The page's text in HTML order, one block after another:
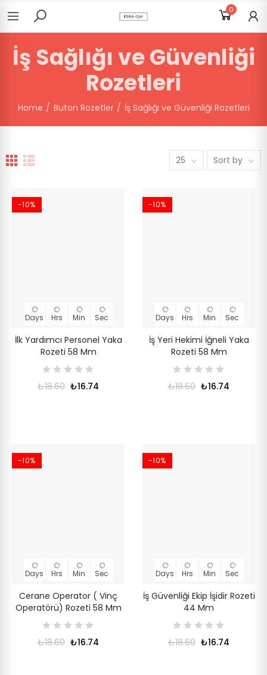
0
İş Sağlığı ve Güvenliği
Rozetleri
Home Buton Rozetler İş Sağlığı ve Güvenliği Rozetleri
25 Sort by
-10%
Days Hrs Min Sec
İlk Yardımcı Personel Yaka
Rozeti 58 Mm
₺18.60 ₺16.74
-10%
Days Hrs Min Sec
İş Yeri Hekimi İğneli Yaka
Rozeti 58 Mm
₺18.60 ₺16.74
-10%
Days Hrs Min Sec
Cerane Operator ( Vinç
Operatörü) Rozeti 58 Mm
₺18.60 ₺16.74
-10%
Days Hrs Min Sec
İş Güvenliği Ekip İşidir Rozeti
44 Mm
₺18.60 ₺16.74